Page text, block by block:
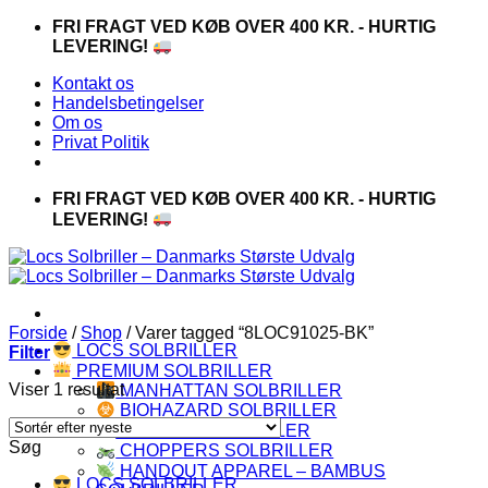
FortsætFRI FRAGT VED KØB OVER 400 KR. - HURTIG
LEVERING!
Kontakt os
Handelsbetingelser
Om os
Privat Politik
FRI FRAGT VED KØB OVER 400 KR. - HURTIG
LEVERING!
LOCS SOLBRILLER
PREMIUM SOLBRILLER
MANHATTAN SOLBRILLER
BIOHAZARD SOLBRILLER
CAPRAIA SOLBRILLER
CHOPPERS SOLBRILLER
HANDOUT APPAREL – BAMBUS
Forside / Shop /Varer tagged “8LOC91025-BK”
Filter
Viser 1 resultat
Søg